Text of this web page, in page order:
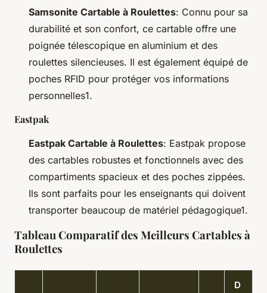
Samsonite Cartable à Roulettes: Connu pour sa
durabilité et son confort, ce cartable offre une
poignée télescopique en aluminium et des
roulettes silencieuses. Il est également équipé de
poches RFID pour protéger vos informations
personnelles1.
Eastpak
Eastpak Cartable à Roulettes: Eastpak propose
des cartables robustes et fonctionnels avec des
compartiments spacieux et des poches zippées.
Ils sont parfaits pour les enseignants qui doivent
transporter beaucoup de matériel pédagogique1.
Tableau Comparatif des Meilleurs Cartables à
Roulettes
D